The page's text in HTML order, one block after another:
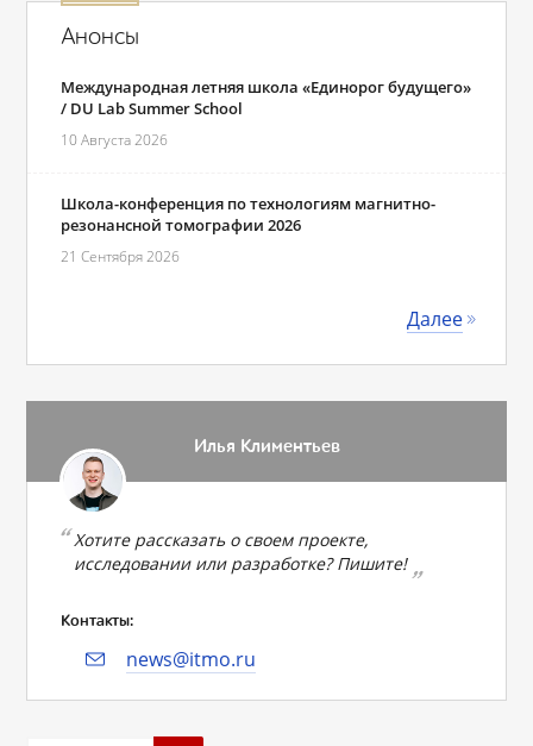
Анонсы
Международная летняя школа «Единорог будущего»
/ DU Lab Summer School
10 Августа 2026
Школа-конференция по технологиям магнитно-
резонансной томографии 2026
21 Сентября 2026
Далее
Илья Климентьев
Хотите рассказать о своем проекте,
исследовании или разработке? Пишите!
Контакты:
news@itmo.ru